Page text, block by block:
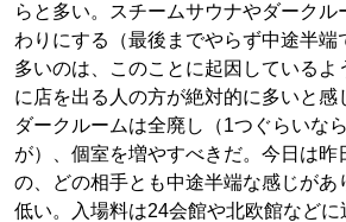
らと多い。スチームサウナやダークル
わりにする（最後までやらず中途半端
多いのは、このことに起因しているよ
に店を出る人の方が絶対的に多いと感
ダークルームは全廃し（1つぐらいな
が）、個室を増やすべきだ。今日は昨
の、どの相手とも中途半端な感じがあ
低い。入場料は24会館や北欧館などに